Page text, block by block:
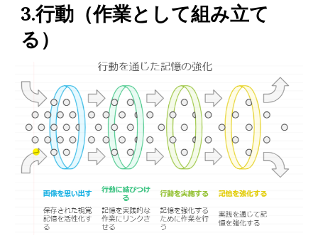
3.行動（作業として組み立て
る）